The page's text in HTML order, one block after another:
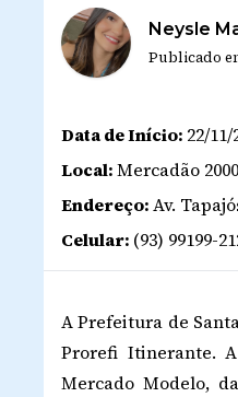
Neysle
Publicado
Data de Início: 22/11/
Local:Mercadão
Endereço:Av.
Celular: (93) 99199-
A Prefeitura de
Prorefi Itinerante.
Mercado Modelo,